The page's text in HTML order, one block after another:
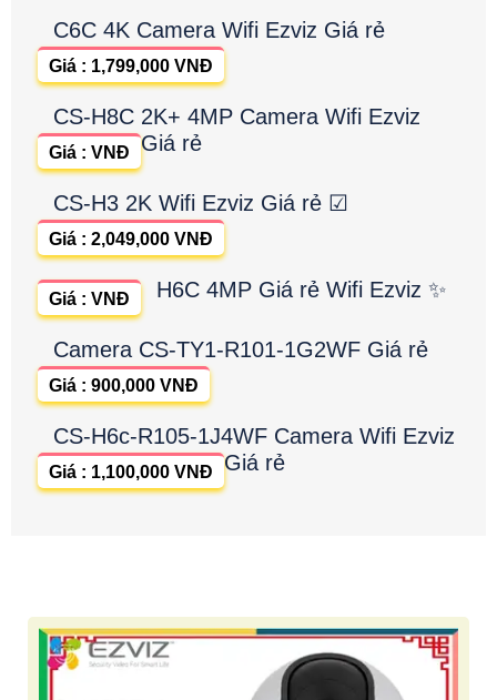
C6C 4K Camera Wifi Ezviz Giá rẻ
Giá : 1,799,000 VNĐ
CS-H8C 2K+ 4MP Camera Wifi Ezviz
Giá rẻ
Giá : VNĐ
CS-H3 2K Wifi Ezviz Giá rẻ ☑
Giá : 2,049,000 VNĐ
H6C 4MP Giá rẻ Wifi Ezviz ✨
Giá : VNĐ
Camera CS-TY1-R101-1G2WF Giá rẻ
Giá : 900,000 VNĐ
CS-H6c-R105-1J4WF Camera Wifi Ezviz
Giá rẻ
Giá : 1,100,000 VNĐ